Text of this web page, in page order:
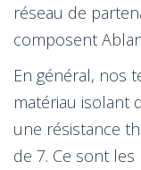
réseau de
composent
En général, nos
matériau isolant
une résistance
de 7. Ce sont